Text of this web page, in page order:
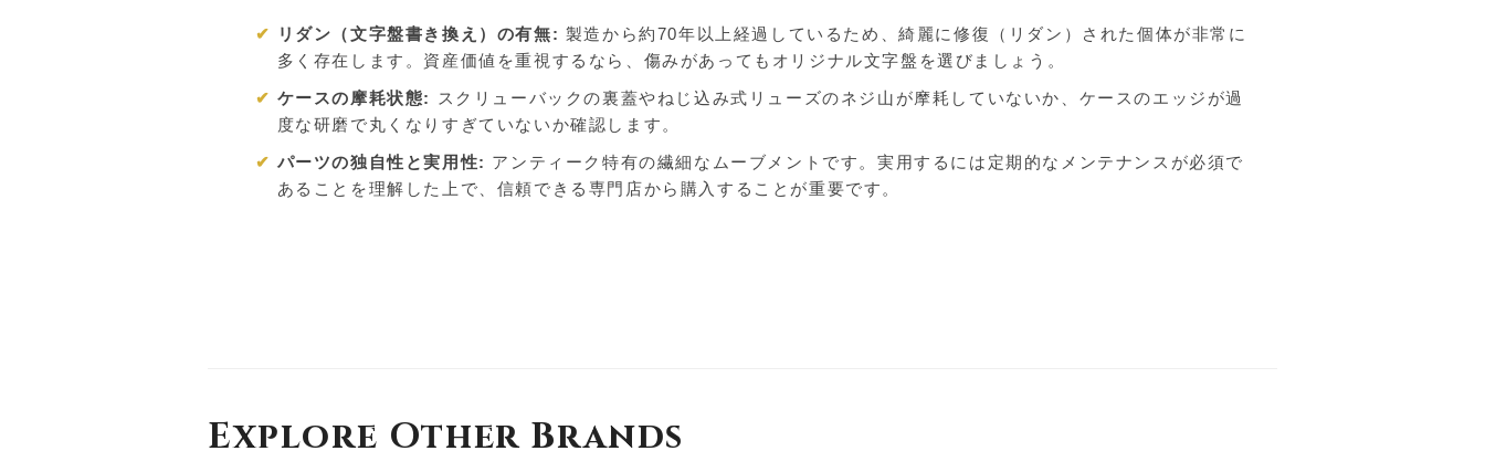
リダン（文字盤書き換え）の有無: 製造から約70年以上経過しているため、綺麗に修復（リダン）された個体が非常に
多く存在します。資産価値を重視するなら、傷みがあってもオリジナル文字盤を選びましょう。
ケースの摩耗状態:
スクリューバックの裏蓋やねじ込み式リューズのネジ山が摩耗していないか、ケースのエッジが過
度な研磨で丸くなりすぎていないか確認します。
パーツの独自性と実用性: アンティーク特有の繊細なムーブメントです。実用するには定期的なメンテナンスが必須で
あることを理解した上で、信頼できる専門店から購入することが重要です。
Explore Other Brands